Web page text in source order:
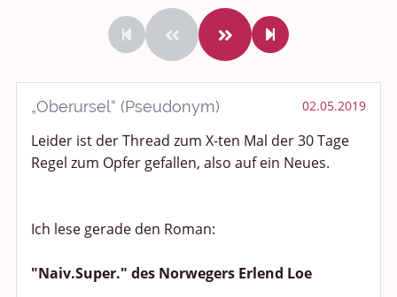
Rundum Leben
Politik und Weltgeschehen
Smalltalk
Persönliches
Ü100 Party - Fanecke
Gesundheit & Wellness
„Oberursel“ (Pseudonym) 02.05.2019
Leider ist der Thread zum X-ten Mal der 30 Tage
Regel zum Opfer gefallen, also auf ein Neues.
Ich lese gerade den Roman:
"Naiv.Super." des Norwegers Erlend Loe